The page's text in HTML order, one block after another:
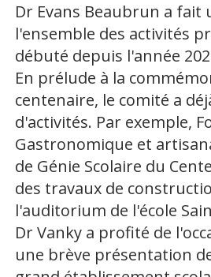
Dr Evans Beaubrun a fait
l'ensemble des activités
débuté depuis l'année
En prélude à la
centenaire, le comité a
d'activités. Par exemple,
Gastronomique et
de Génie Scolaire du
des travaux de
l'auditorium de l'école
Dr Vanky a profité de
une brève présentation